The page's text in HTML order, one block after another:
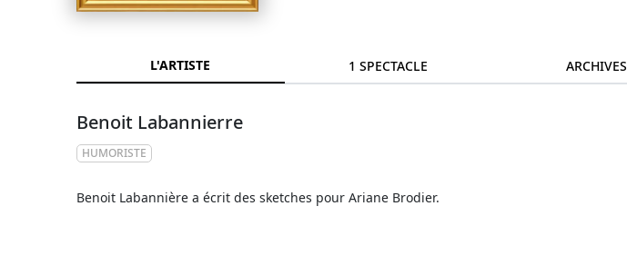
L'ARTISTE 1 SPECTACLE ARCHIVES
Benoit Labannierre
HUMORISTE
Benoit Labannière a écrit des sketches pour Ariane Brodier.